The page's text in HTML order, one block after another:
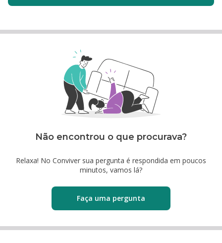
Não encontrou o que procurava?
Relaxa! No Conviver sua pergunta é respondida em poucos
minutos, vamos lá?
Faça uma pergunta